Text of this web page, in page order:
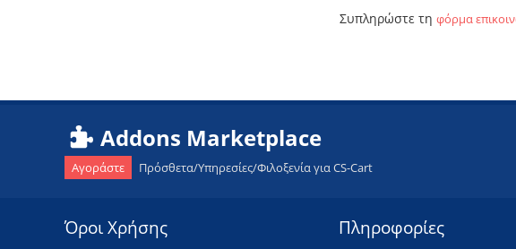
Συπληρώστε τηφόρμα
Addons Marketplace
Αγοράστε Πρόσθετα/Υπηρεσίες/Φιλοξενία για CS-Cart
Όροι Χρήσης Πληροφορίες